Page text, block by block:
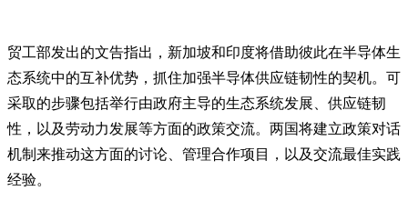
贸工部发出的文告指出，新加坡和印度将借助彼此在半导体生
态系统中的互补优势，抓住加强半导体供应链韧性的契机。可
采取的步骤包括举行由政府主导的生态系统发展、供应链韧
性，以及劳动力发展等方面的政策交流。两国将建立政策对话
机制来推动这方面的讨论、管理合作项目，以及交流最佳实践
经验。